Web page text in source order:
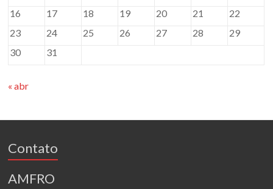
16
17 18 19 20 21
22
23
24 25 26 27 28
29
30
31
« abr
Contato
AMFRO